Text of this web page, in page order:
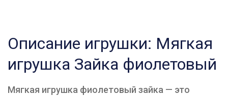
Описание игрушки: Мягкая
игрушка Зайка фиолетовый
Мягкая игрушка фиолетовый зайка — это